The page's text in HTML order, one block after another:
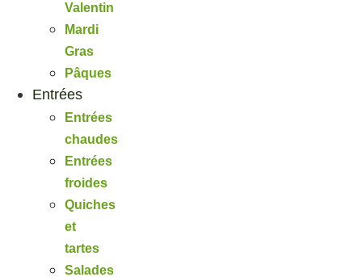
Valentin
Mardi
Gras
Pâques
Entrées
Entrées
chaudes
Entrées
froides
Quiches
et
tartes
Salades